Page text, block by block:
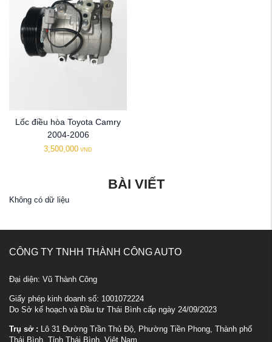
Lốc điều hòa Toyota Camry
2004-2006
3,500,000 VND
BÀI VIẾT
Không có dữ liệu
CÔNG TY TNHH THÀNH CÔNG AUTO
Đại diện: Vũ Thành Công
Giấy phép kinh doanh số: 1001072224
Do Sở kế hoạch và Đầu tư Thái Bình cấp ngày 24/09/2023
Trụ sở : Lô 31 Đường Trần Thủ Độ, Phường Tiền Phong, Thành phố
Thái Bình, Tỉnh Thái Bình, Việt Nam